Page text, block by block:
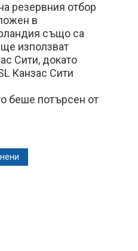
резервния отбор
в
също са
използват
Сити, докато
Канзас Сити
беше потърсен от